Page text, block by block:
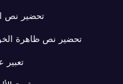
تحضير نص
تحضير نص ظاهرة
تعبير